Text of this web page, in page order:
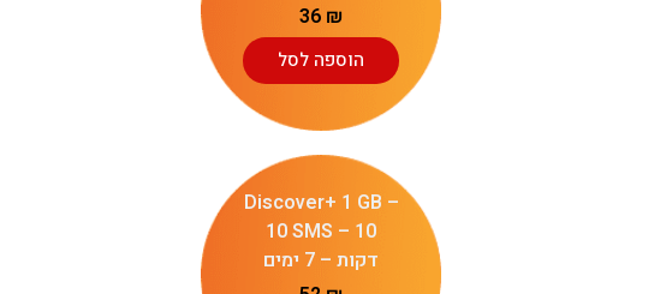
36 ₪
הוספה לסל
Discover+ 1 GB –
10 SMS – 10
דקות – 7 ימים